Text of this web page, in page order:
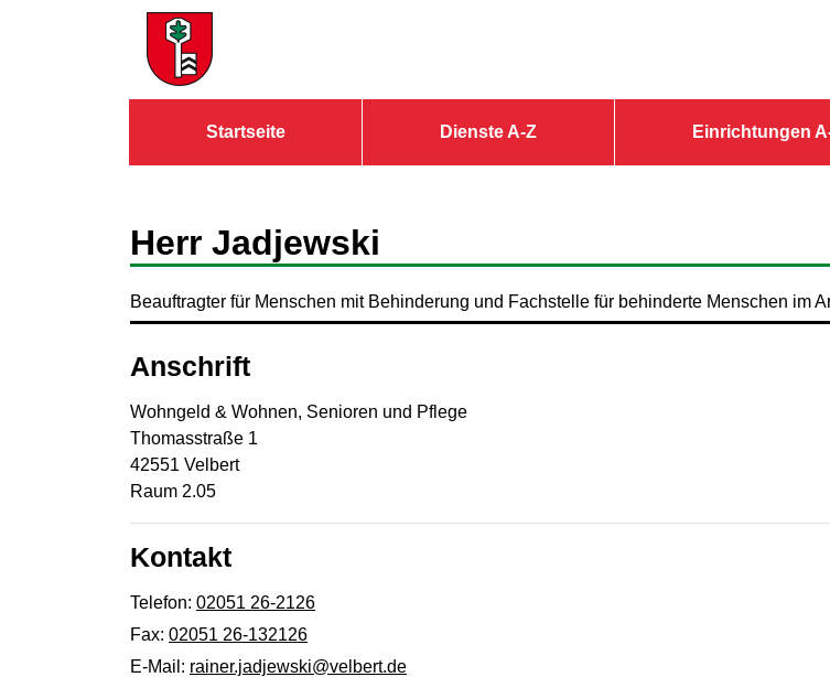
Zum Hauptinhalt springen
Startseite Dienste A-Z Einrichtungen
Herr Jadjewski
Beauftragter für Menschen mit Behinderung und Fachstelle für behinderte Menschen im
Anschrift
Wohngeld & Wohnen, Senioren und Pflege
Thomasstraße 1
42551 Velbert
Raum 2.05
Kontakt
Telefon: 02051 26-2126
Fax: 02051 26-132126
E-Mail: rainer.jadjewski@velbert.de